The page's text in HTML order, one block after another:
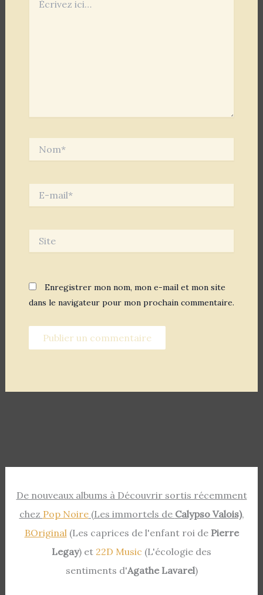
ici…
mail*
Enregistrer mon nom, mon e-mail et mon site
dans le navigateur pour mon prochain commentaire.
De nouveaux albums à Découvrir sortis récemment
chez Pop Noire(Les immortels de Calypso Valois),
BOriginal (Les caprices de l'enfant roi de Pierre
Legay) et 22D Music (L'écologie des
sentiments d'Agathe Lavarel)